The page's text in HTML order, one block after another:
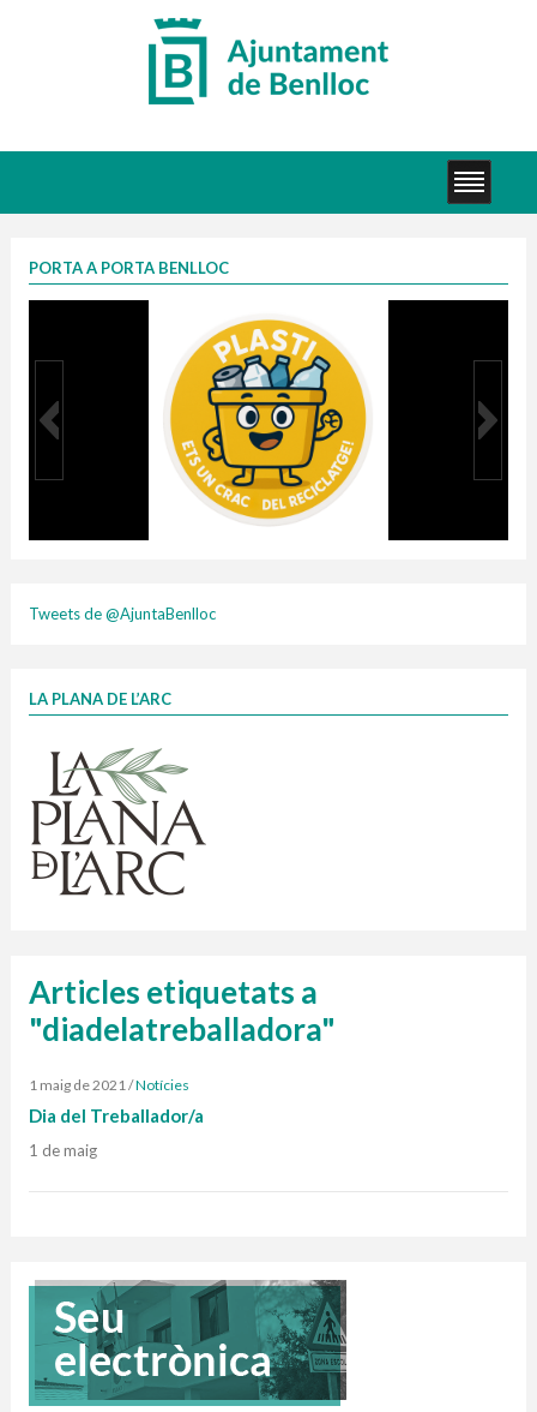
PORTA A PORTA BENLLOC
1 contenidors intel·ligents
Finançat per la Unió Europea – NextGenerationEU
Tweets de @AjuntaBenlloc
LA PLANA DE L’ARC
Articles etiquetats a
"diadelatreballadora"
1 maig de 2021/Notícies
Dia del Treballador/a
1 de maig